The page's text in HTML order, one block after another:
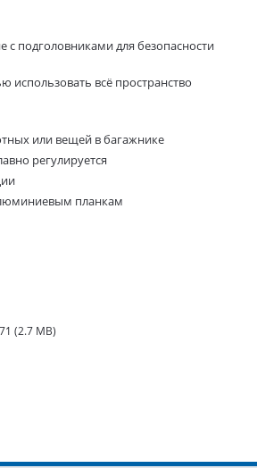
с подголовниками для безопасности
использовать всё пространство
или вещей в багажнике
регулируется
планкам
(2.7 MB)